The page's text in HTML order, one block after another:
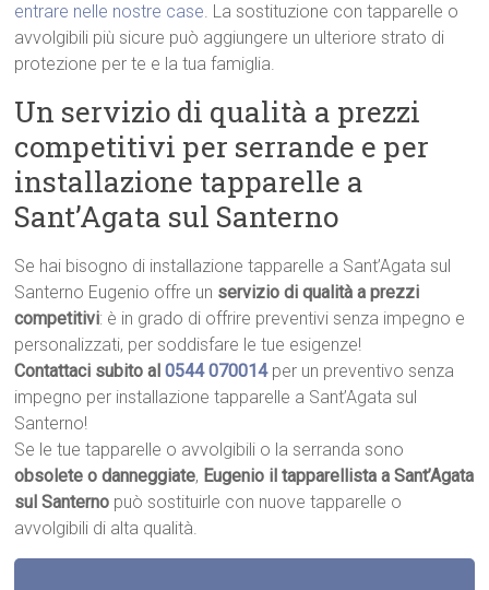
entrare nelle nostre case. La sostituzione con tapparelle o
avvolgibili più sicure può aggiungere un ulteriore strato di
protezione per te e la tua famiglia.
Un servizio di qualità a prezzi
competitivi per serrande e per
installazione tapparelle a
Sant’Agata sul Santerno
Se hai bisogno di installazione tapparelle a Sant’Agata sul
Santerno Eugenio offre un servizio di qualità a prezzi
competitivi: è in grado di offrire preventivi senza impegno e
personalizzati, per soddisfare le tue esigenze!
Contattaci subito al0544 070014 per un preventivo senza
impegno per installazione tapparelle a Sant’Agata sul
Santerno!
Se le tue tapparelle o avvolgibili o la serranda sono
obsolete o danneggiate, Eugenio il tapparellista a Sant’Agata
sul Santerno può sostituirle con nuove tapparelle o
avvolgibili di alta qualità.